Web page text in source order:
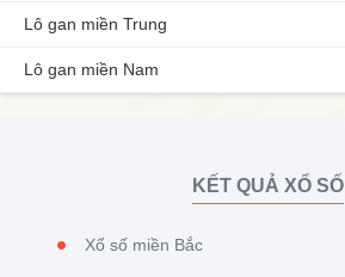
Lô gan miền Trung
Lô gan miền Nam
KẾT QUẢ XỔ SỐ
Xổ số miền Bắc